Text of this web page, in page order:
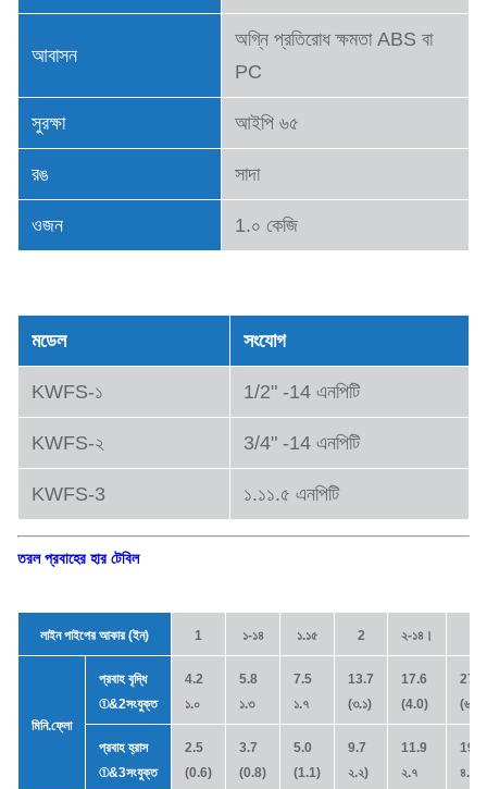
আবাসন
অগ্নি প্রতিরোধ ক্ষমতা ABS বা
PC
সুরক্ষা আইপি ৬৫
রঙ সাদা
ওজন 1.০ কেজি
মডেল সংযোগ
KWFS-১ 1/2" -14 এনপিটি
KWFS-২ 3/4" -14 এনপিটি
KWFS-3 ১.১১.৫ এনপিটি
তরল প্রবাহের হার টেবিল
লাইন পাইপের আকার (ইন) 1 ১-১৪ ১.১৫ 2 ২-১৪।
মিনি.ফ্লো
প্রবাহ বৃদ্ধি
①&2সংযুক্ত
4.2
১.০
5.8
১.৩
7.5
১.৭
13.7
(৩.১)
17.6
(4.0)
27.5
(৬.২)
প্রবাহ হ্রাস
①&3সংযুক্ত
2.5
(0.6)
3.7
(0.8)
5.0
(1.1)
9.7
২.২)
11.9
২.৭
19
৪.৩)